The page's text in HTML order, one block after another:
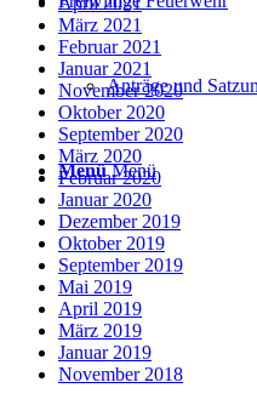
Anträge und
Menü Menü
März 2021
Februar 2021
Januar 2021
November 2020
Oktober 2020
September 2020
März 2020
Februar 2020
Januar 2020
Dezember 2019
Oktober 2019
September 2019
Mai 2019
April 2019
März 2019
Januar 2019
November 2018